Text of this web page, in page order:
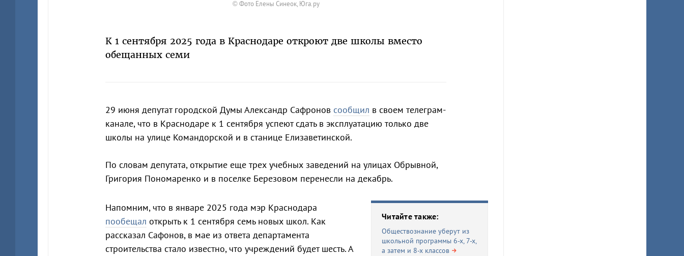
© Фото Елены Синеок, Юга.ру
К 1 сентября 2025 года в Краснодаре откроют две школы вместо
обещанных семи
29 июня депутат городской Думы Александр Сафронов сообщил в своем телеграм-
канале, что в Краснодаре к 1 сентября успеют сдать в эксплуатацию только две
школы на улице Командорской и в станице Елизаветинской.
По словам депутата, открытие еще трех учебных заведений на улицах Обрывной,
Григория Пономаренко и в поселке Березовом перенесли на декабрь.
Читайте также:
Обществознание уберут из
школьной программы 6-х, 7-х,
а затем и 8-х классов
Напомним, что в январе 2025 года мэр Краснодара
пообещал открыть к 1 сентября семь новых школ. Как
рассказал Сафонов, в мае из ответа департамента
строительства стало известно, что учреждений будет шесть. А